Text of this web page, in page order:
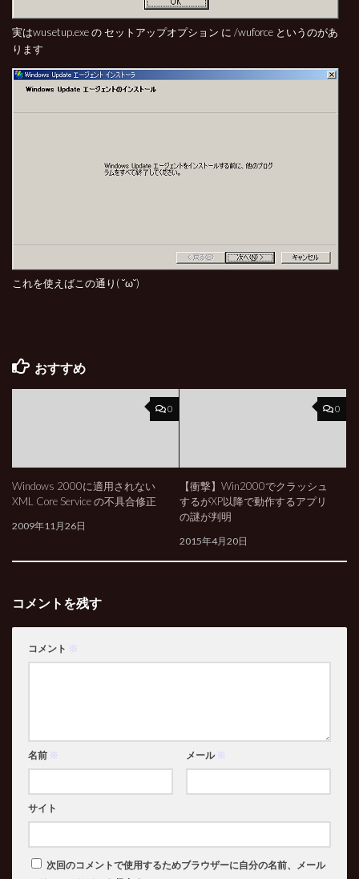
実はwusetup.exe の セットアップオプション に /wuforce というのがあ
ります
これを使えばこの通り( ˘ω˘)
おすすめ
0
Windows 2000に適用されない
XML Core Service の不具合修正
2009年11月26日
0
【衝撃】Win2000でクラッシュ
するがXP以降で動作するアプリ
の謎が判明
2015年4月20日
コメントを残す
コメント ※
名前 ※ メール ※
サイト
次回のコメントで使用するためブラウザーに自分の名前、メール